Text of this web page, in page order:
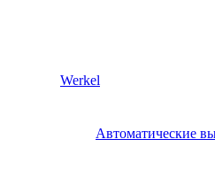
Werkel
Автоматические